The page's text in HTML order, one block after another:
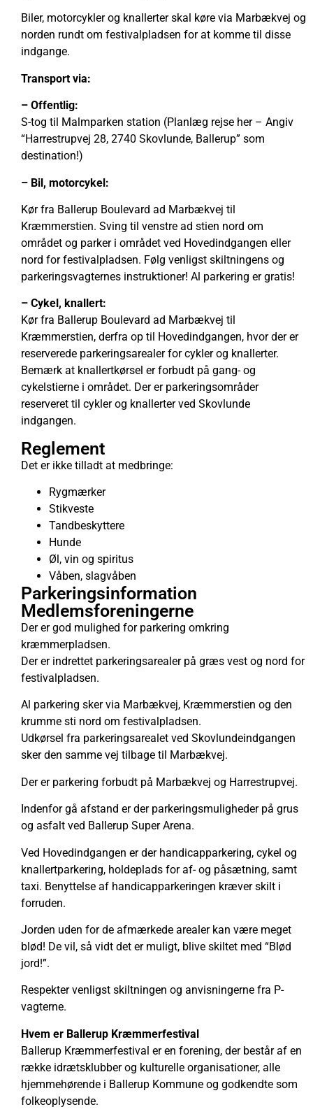
Biler, motorcykler og knallerter skal køre via Marbækvej og
norden rundt om festivalpladsen for at komme til disse
indgange.
Transport via:
– Offentlig:
S-tog til Malmparken station (Planlæg rejse her – Angiv
“Harrestrupvej 28, 2740 Skovlunde, Ballerup” som
destination!)
– Bil, motorcykel:
Kør fra Ballerup Boulevard ad Marbækvej til
Kræmmerstien. Sving til venstre ad stien nord om
området og parker i området ved Hovedindgangen eller
nord for festivalpladsen. Følg venligst skiltningens og
parkeringsvagternes instruktioner! Al parkering er gratis!
– Cykel, knallert:
Kør fra Ballerup Boulevard ad Marbækvej til
Kræmmerstien, derfra op til Hovedindgangen, hvor der er
reserverede parkeringsarealer for cykler og knallerter.
Bemærk at knallertkørsel er forbudt på gang- og
cykelstierne i området. Der er parkeringsområder
reserveret til cykler og knallerter ved Skovlunde
indgangen.
Reglement
Det er ikke tilladt at medbringe:
Rygmærker
Stikveste
Tandbeskyttere
Hunde
Øl, vin og spiritus
Våben, slagvåben
Parkeringsinformation
Medlemsforeningerne
Der er god mulighed for parkering omkring
kræmmerpladsen.
Der er indrettet parkeringsarealer på græs vest og nord for
festivalpladsen.
Al parkering sker via Marbækvej, Kræmmerstien og den
krumme sti nord om festivalpladsen.
Udkørsel fra parkeringsarealet ved Skovlundeindgangen
sker den samme vej tilbage til Marbækvej.
Der er parkering forbudt på Marbækvej og Harrestrupvej.
Indenfor gå afstand er der parkeringsmuligheder på grus
og asfalt ved Ballerup Super Arena.
Ved Hovedindgangen er der handicapparkering, cykel og
knallertparkering, holdeplads for af- og påsætning, samt
taxi. Benyttelse af handicapparkeringen kræver skilt i
forruden.
Jorden uden for de afmærkede arealer kan være meget
blød! De vil, så vidt det er muligt, blive skiltet med “Blød
jord!”.
Respekter venligst skiltningen og anvisningerne fra P-
vagterne.
Hvem er Ballerup Kræmmerfestival
Ballerup Kræmmerfestival er en forening, der består af en
række idrætsklubber og kulturelle organisationer, alle
hjemmehørende i Ballerup Kommune og godkendte som
folkeoplysende.